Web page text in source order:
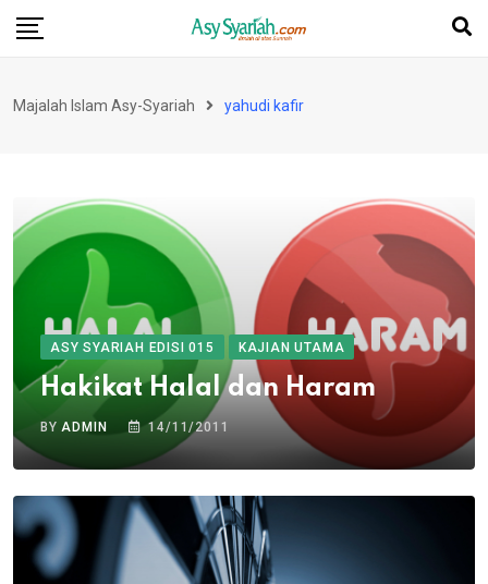
Skip
Majalah Islam Asy-Syariah yahudi kafir
ASY SYARIAH EDISI 015 KAJIAN UTAMA
Hakikat Halal dan Haram
BYADMIN 14/11/2011